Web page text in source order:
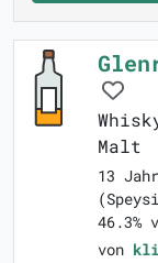
Malt
13
46.3%
von